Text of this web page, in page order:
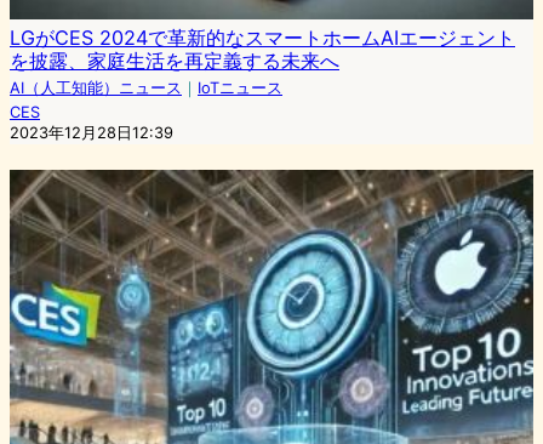
LGがCES 2024で革新的なスマートホームAIエージェント
を披露、家庭生活を再定義する未来へ
AI（人工知能）ニュース ｜ IoTニュース
CES
2023年12月28日12:39